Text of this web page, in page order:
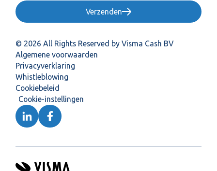
Verzenden
© 2026 All Rights Reserved by Visma Cash BV
Algemene voorwaarden
Privacyverklaring
Whistleblowing
Cookiebeleid
Cookie-instellingen